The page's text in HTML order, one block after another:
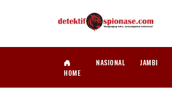
HOME
NASIONAL JAMBI